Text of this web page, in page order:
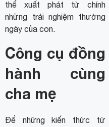
thể xuất phát từ chính
những trải nghiệm thường
ngày của con.
Công cụ đồng
hành cùng
cha mẹ
Để những kiến thức từ